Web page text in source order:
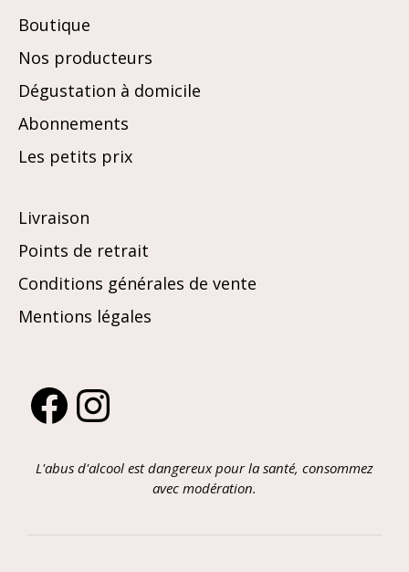
Boutique
Nos producteurs
Dégustation à domicile
Abonnements
Les petits prix
Livraison
Points de retrait
Conditions générales de vente
Mentions légales
FacebookInstagram
L'abus d'alcool est dangereux pour la santé, consommez
avec modération.